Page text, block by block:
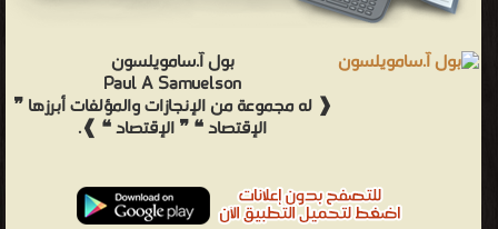
بول آ.سامويلسون
Paul A Samuelson
❰ له مجموعة من الإنجازات والمؤلفات أبرزها ❞
الإقتصاد ❝ ❞ الإقتصاد ❝ ❱.